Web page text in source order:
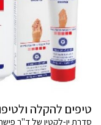
טיפים להקלה
סדרת יו-לקטין של ד"ר